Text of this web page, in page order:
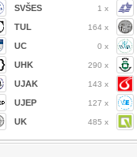
SVŠES 1 x
TUL 164 x
UC 0 x
UHK 290 x
UJAK 143 x
UJEP 127 x
UK 485 x